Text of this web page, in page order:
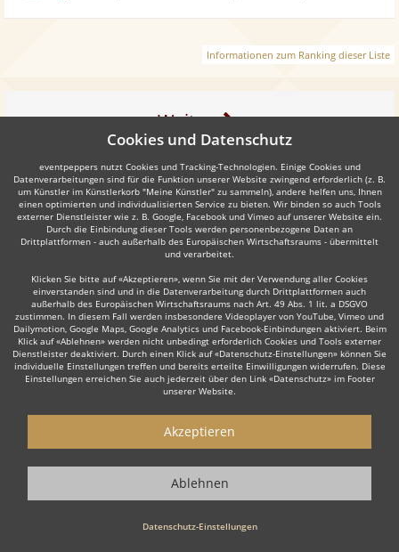
Informationen zum Ranking dieser Liste
Weiter
Auch interessant:
Moderator Lateinamerikanische Musik Irish Folk
Wie funktioniert's?
Starten Sie mit dem Button 'Kostenlos anfragen' eine Anfrage an die für
Sie interessanten Ensembles - also z. B. bestimmte Jazz-Ensembles.
Diesen Button finden Sie auf den jeweiligen Künstler-Profil-Seiten der
Musiker.
Cookies und Datenschutz
eventpeppers nutzt Cookies und Tracking-Technologien. Einige Cookies und
Datenverarbeitungen sind für die Funktion unserer Website zwingend erforderlich (z. B.
um Künstler im Künstlerkorb "Meine Künstler" zu sammeln), andere helfen uns, Ihnen
einen optimierten und individualisierten Service zu bieten. Wir binden so auch Tools
externer Dienstleister wie z. B. Google, Facebook und Vimeo auf unserer Website ein.
Durch die Einbindung dieser Tools werden personenbezogene Daten an
Drittplattformen - auch außerhalb des Europäischen Wirtschaftsraums - übermittelt
und verarbeitet.
Klicken Sie bitte auf «Akzeptieren», wenn Sie mit der Verwendung aller Cookies
einverstanden sind und in die Datenverarbeitung durch Drittplattformen auch
außerhalb des Europäischen Wirtschaftsraums nach Art. 49 Abs. 1 lit. a DSGVO
zustimmen. In diesem Fall werden insbesondere Videoplayer von YouTube, Vimeo und
Dailymotion, Google Maps, Google Analytics und Facebook-Einbindungen aktiviert. Beim
Klick auf «Ablehnen» werden nicht unbedingt erforderlich Cookies und Tools externer
Dienstleister deaktiviert. Durch einen Klick auf «Datenschutz-Einstellungen» können Sie
individuelle Einstellungen treffen und bereits erteilte Einwilligungen widerrufen. Diese
Einstellungen erreichen Sie auch jederzeit über den Link «Datenschutz» im Footer
unserer Website.
Datenschutz-Einstellungen
Akzeptieren
Ablehnen